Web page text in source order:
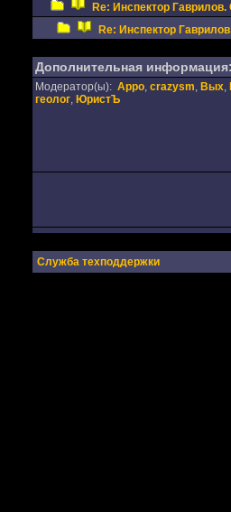
Re: Инспектор
Re: Инспектор
Дополнительная информация:
Модератор(ы): Appo, crazysm, Вых,
геолог, ЮристЪ
Служба техподдержки